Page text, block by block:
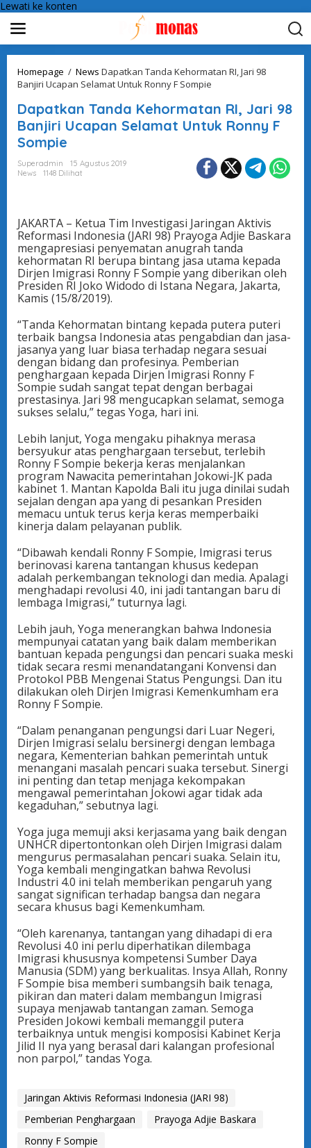
Lewati ke konten
Homepage / News Dapatkan Tanda Kehormatan RI, Jari 98
Banjiri Ucapan Selamat Untuk Ronny F Sompie
Dapatkan Tanda Kehormatan RI, Jari 98
Banjiri Ucapan Selamat Untuk Ronny F
Sompie
Superadmin
15 Agustus 2019
News
1148 Dilihat
JAKARTA – Ketua Tim Investigasi Jaringan Aktivis
Reformasi Indonesia (JARI 98) Prayoga Adjie Baskara
mengapresiasi penyematan anugrah tanda
kehormatan RI berupa bintang jasa utama kepada
Dirjen Imigrasi Ronny F Sompie yang diberikan oleh
Presiden RI Joko Widodo di Istana Negara, Jakarta,
Kamis (15/8/2019).
“Tanda Kehormatan bintang kepada putera puteri
terbaik bangsa Indonesia atas pengabdian dan jasa-
jasanya yang luar biasa terhadap negara sesuai
dengan bidang dan profesinya. Pemberian
penghargaan kepada Dirjen Imigrasi Ronny F
Sompie sudah sangat tepat dengan berbagai
prestasinya. Jari 98 mengucapkan selamat, semoga
sukses selalu,” tegas Yoga, hari ini.
Lebih lanjut, Yoga mengaku pihaknya merasa
bersyukur atas penghargaan tersebut, terlebih
Ronny F Sompie bekerja keras menjalankan
program Nawacita pemerintahan Jokowi-JK pada
kabinet 1. Mantan Kapolda Bali itu juga dinilai sudah
sejalan dengan apa yang di pesankan Presiden
memacu untuk terus kerja keras memperbaiki
kinerja dalam pelayanan publik.
“Dibawah kendali Ronny F Sompie, Imigrasi terus
berinovasi karena tantangan khusus kedepan
adalah perkembangan teknologi dan media. Apalagi
menghadapi revolusi 4.0, ini jadi tantangan baru di
lembaga Imigrasi,” tuturnya lagi.
Lebih jauh, Yoga menerangkan bahwa lndonesia
mempunyai catatan yang baik dalam memberikan
bantuan kepada pengungsi dan pencari suaka meski
tidak secara resmi menandatangani Konvensi dan
Protokol PBB Mengenai Status Pengungsi. Dan itu
dilakukan oleh Dirjen Imigrasi Kemenkumham era
Ronny F Sompie.
“Dalam penanganan pengungsi dari Luar Negeri,
Dirjen Imigrasi selalu bersinergi dengan lembaga
negara, Kementerian bahkan pemerintah untuk
menangani masalah pencari suaka tersebut. Sinergi
ini penting dan tetap menjaga kekompakan
mengawal pemerintahan Jokowi agar tidak ada
kegaduhan,” sebutnya lagi.
Yoga juga memuji aksi kerjasama yang baik dengan
UNHCR dipertontonkan oleh Dirjen Imigrasi dalam
mengurus permasalahan pencari suaka. Selain itu,
Yoga kembali mengingatkan bahwa Revolusi
Industri 4.0 ini telah memberikan pengaruh yang
sangat significan terhadap bangsa dan negara
secara khusus bagi Kemenkumham.
“Oleh karenanya, tantangan yang dihadapi di era
Revolusi 4.0 ini perlu diperhatikan dilembaga
Imigrasi khususnya kompetensi Sumber Daya
Manusia (SDM) yang berkualitas. Insya Allah, Ronny
F Sompie bisa memberi sumbangsih baik tenaga,
pikiran dan materi dalam membangun Imigrasi
supaya menjawab tantangan zaman. Semoga
Presiden Jokowi kembali memanggil putera
terbaiknya untuk mengisi komposisi Kabinet Kerja
Jilid II nya yang berasal dari kalangan profesional
non parpol,” tandas Yoga.
Jaringan Aktivis Reformasi Indonesia (JARI 98)
Pemberian Penghargaan
Prayoga Adjie Baskara
Ronny F Sompie